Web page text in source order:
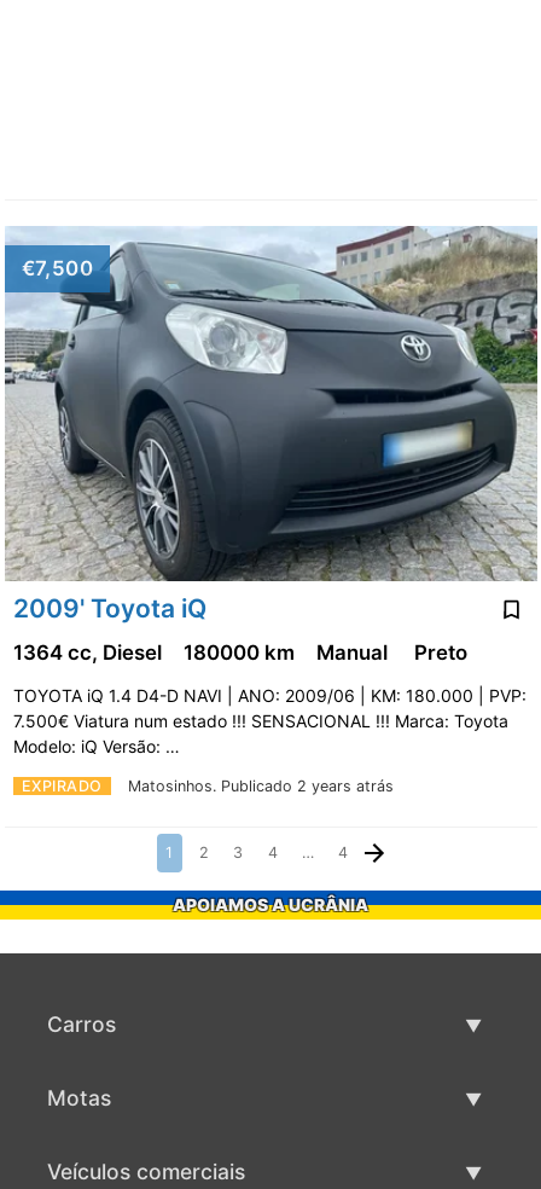
€7,500
2009' Toyota iQ
EXPIRADO Matosinhos. Publicado 2 years atrás
1364 cc, Diesel 180000 km Manual Preto
TOYOTA iQ 1.4 D4-D NAVI | ANO: 2009/06 | KM: 180.000 | PVP:
7.500€ Viatura num estado !!! SENSACIONAL !!! Marca: Toyota
Modelo: iQ Versão: …
1 2 3 4 … 4
APOIAMOS A UCRÂNIA
Carros
Motas
Veículos comerciais